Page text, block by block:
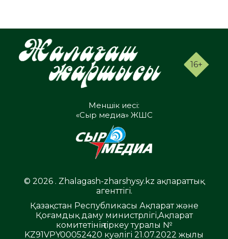
16+
Меншік иесі:
«Сыр медиа» ЖШС
© 2026 . Zhalagash-zharshysy.kz ақпараттық
агенттігі.
Қазақстан Республикасы Ақпарат және
Қоғамдық даму министрлігі,Ақпарат
комитетінің тіркеу туралы №
KZ91VPY00052420 куәлігі 21.07.2022 жылы